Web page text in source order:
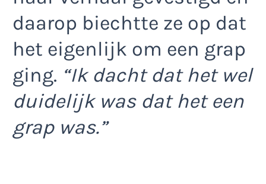
daarop biechtte ze op dat
het eigenlijk om een grap
ging. “Ik dacht dat het wel
duidelijk was dat het een
grap was.”